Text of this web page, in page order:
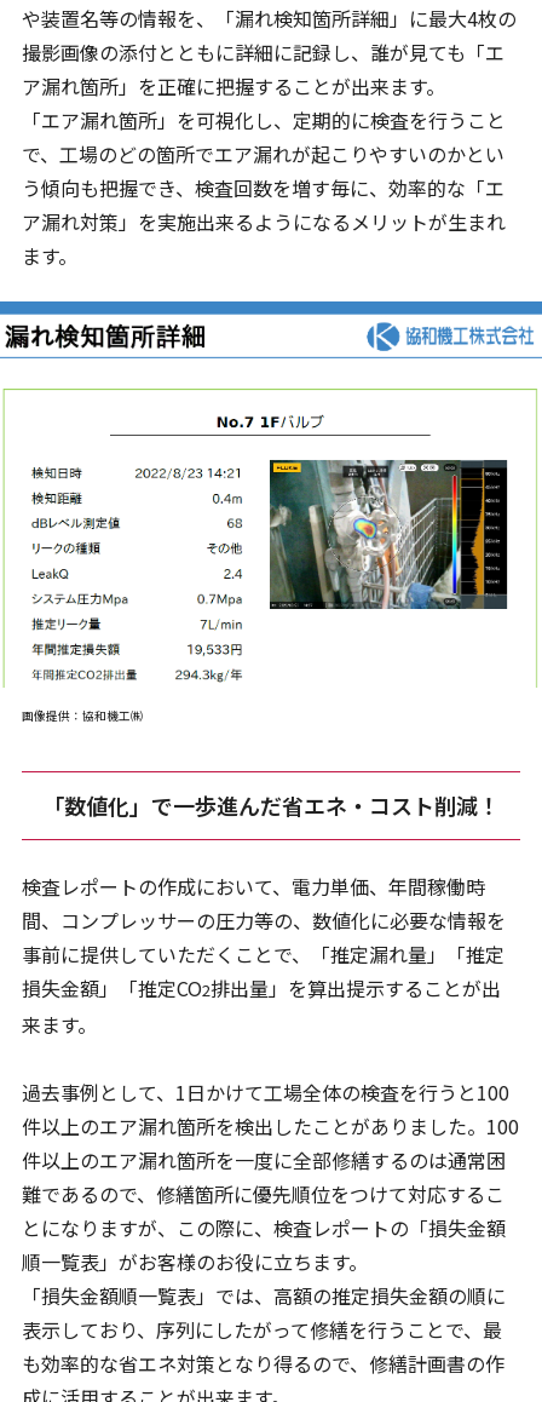
や装置名等の情報を、「漏れ検知箇所詳細」に最大4枚の
撮影画像の添付とともに詳細に記録し、誰が見ても「エ
ア漏れ箇所」を正確に把握することが出来ます。
「エア漏れ箇所」を可視化し、定期的に検査を行うこと
で、工場のどの箇所でエア漏れが起こりやすいのかとい
う傾向も把握でき、検査回数を増す毎に、効率的な「エ
ア漏れ対策」を実施出来るようになるメリットが生まれ
ます。
画像提供：協和機工㈱
「数値化」で一歩進んだ省エネ・コスト削減！
検査レポートの作成において、電力単価、年間稼働時
間、コンプレッサーの圧力等の、数値化に必要な情報を
事前に提供していただくことで、「推定漏れ量」「推定
損失金額」「推定CO2排出量」を算出提示することが出
来ます。
過去事例として、1日かけて工場全体の検査を行うと100
件以上のエア漏れ箇所を検出したことがありました。100
件以上のエア漏れ箇所を一度に全部修繕するのは通常困
難であるので、修繕箇所に優先順位をつけて対応するこ
とになりますが、この際に、検査レポートの「損失金額
順一覧表」がお客様のお役に立ちます。
「損失金額順一覧表」では、高額の推定損失金額の順に
表示しており、序列にしたがって修繕を行うことで、最
も効率的な省エネ対策となり得るので、修繕計画書の作